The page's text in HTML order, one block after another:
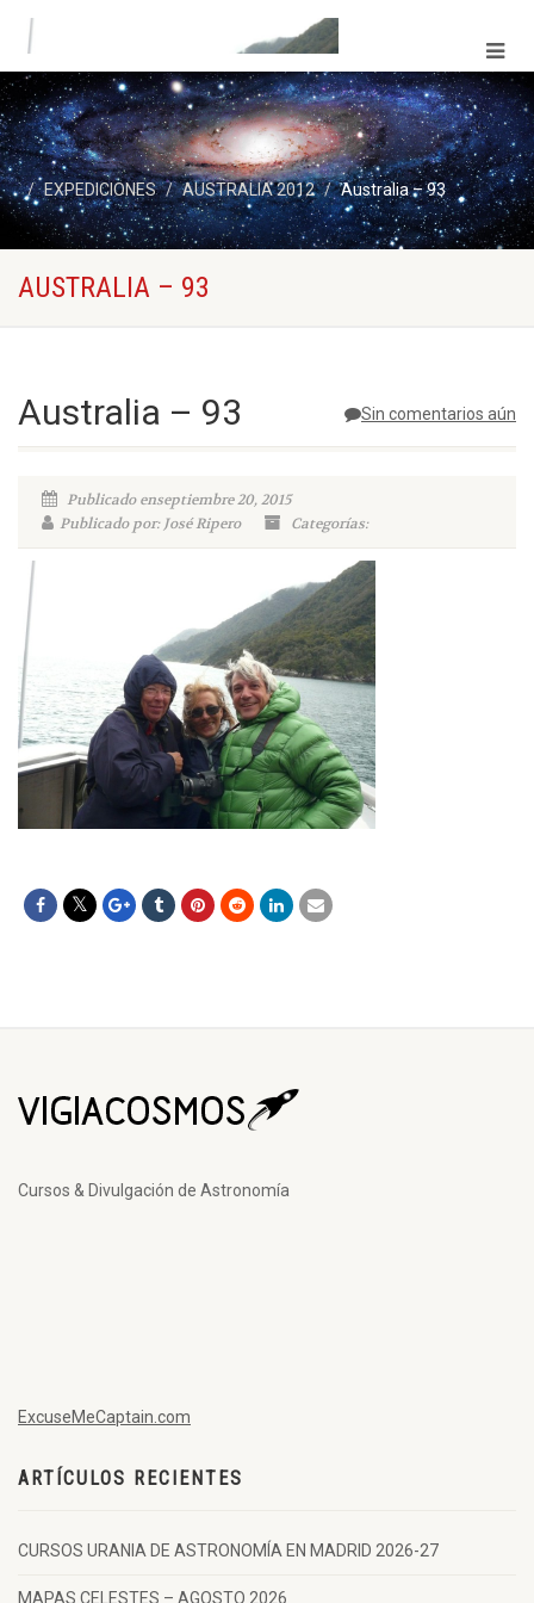
EXPEDICIONES AUSTRALIA 2012 Australia – 93
AUSTRALIA – 93
Sin comentarios aún
Australia – 93
Publicado enseptiembre 20, 2015
Publicado por: José Ripero
Categorías:
Cursos & Divulgación de Astronomía
ExcuseMeCaptain.com
ARTÍCULOS RECIENTES
CURSOS URANIA DE ASTRONOMÍA EN MADRID 2026-27
MAPAS CELESTES – AGOSTO 2026